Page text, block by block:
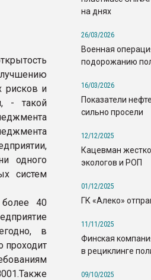
рисков и
- такой
одного
систем
40
в
проходит
на днях
26/03/2026
Военная
подорожанию
16/03/2026
Показатели
сильно просели
12/12/2025
Кацевман
экологов и РОП
01/12/2025
ГК «Алеко»
11/11/2025
Финская
в рециклинге
09/10/2025